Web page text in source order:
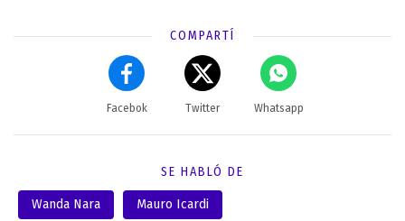
COMPARTÍ
Facebok Twitter Whatsapp
SE HABLÓ DE
Wanda Nara Mauro Icardi